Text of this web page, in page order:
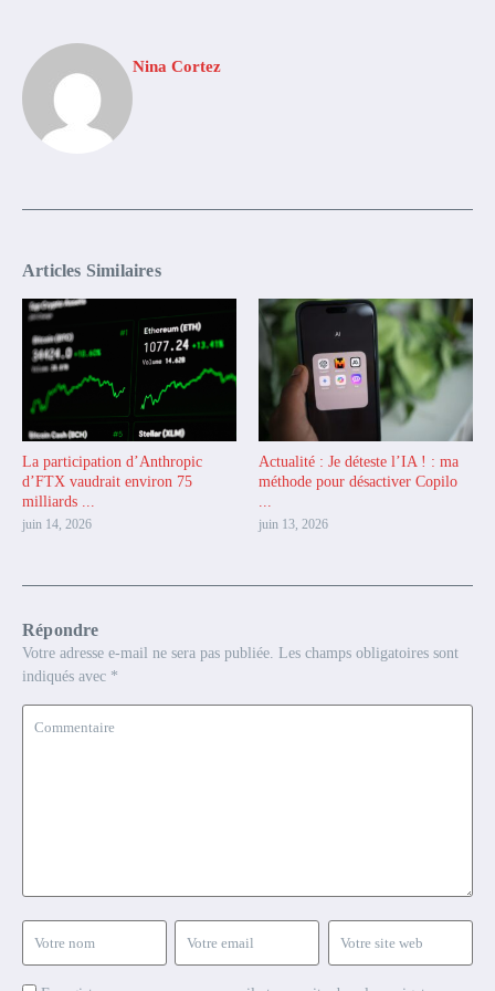
Nina Cortez
Articles Similaires
La participation d’Anthropic
d’FTX vaudrait environ 75
milliards ...
juin 14, 2026
Actualité : Je déteste l’IA ! : ma
méthode pour désactiver Copilo
...
juin 13, 2026
Répondre
Votre adresse e-mail ne sera pas publiée. Les champs obligatoires sont
indiqués avec *